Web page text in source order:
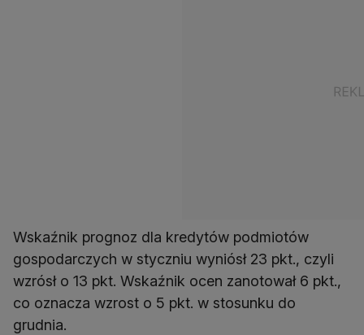
Wskaźnik prognoz dla kredytów podmiotów
gospodarczych w styczniu wyniósł 23 pkt., czyli
wzrósł o 13 pkt. Wskaźnik ocen zanotował 6 pkt.,
co oznacza wzrost o 5 pkt. w stosunku do
grudnia.